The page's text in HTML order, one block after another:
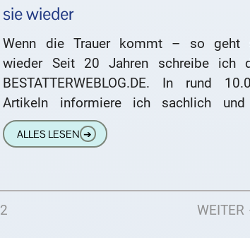
sie wieder
Wenn die Trauer kommt – so geht
wieder Seit 20 Jahren schreibe ich
BESTATTERWEBLOG.DE. In rund
Artikeln informiere ich sachlich
unterhaltsamer Form über die Themen
ALLES LESEN ➔
2